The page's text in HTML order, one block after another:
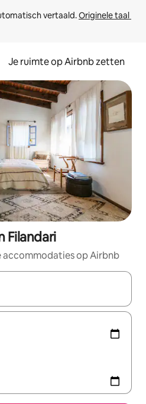
vertaald. Originele taal
Je ruimte op Airbnb zetten
Filandari
accommodaties op Airbnb
zijn, maak je een keuze